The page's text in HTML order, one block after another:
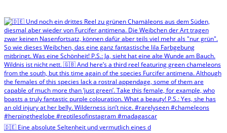
🇩🇪 Eine absolute Seltenheit und vermutlich eines d